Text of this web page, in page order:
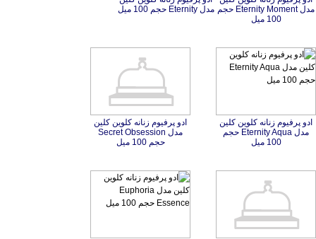
100 میل
مدل Eternity حجم 100 میل
ادو پرفیوم زنانه کلوین کلین
مدل Eternity Aqua حجم
100 میل
ادو پرفیوم زنانه کلوین کلین
مدل Secret Obsession
حجم 100 میل